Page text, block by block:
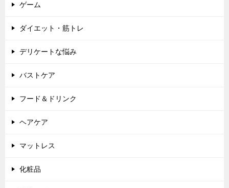
ゲーム
ダイエット・筋トレ
デリケートな悩み
バストケア
フード＆ドリンク
ヘアケア
マットレス
化粧品